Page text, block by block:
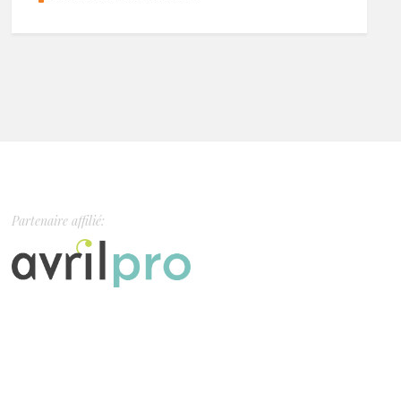
Partenaire affilié: